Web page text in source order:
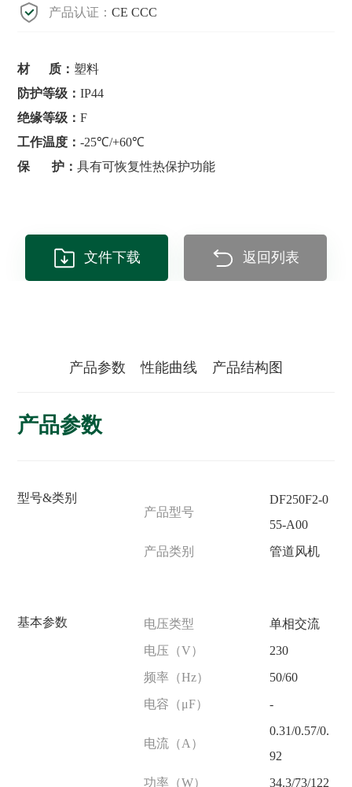
产品认证：CE CCC
材 质： 塑料
防护等级：IP44
绝缘等级：F
工作温度：-25℃/+60℃
保 护：具有可恢复性热保护功能
文件下载 返回列表
产品参数 性能曲线 产品结构图
产品参数
型号&类别
产品型号
DF250F2-0
55-A00
产品类别
管道风机
基本参数 电压类型
单相交流
电压（V）
230
频率（Hz）
50/60
电容（μF）
-
电流（A）
0.31/0.57/0.
92
功率（W）
34.3/73/122